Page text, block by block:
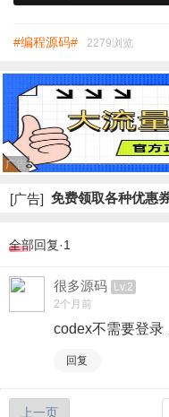
#编程源码# 2279浏览
广告
[广告] 免费领取各种优惠
全部回复·1
很多源码
Lv.2
2个月前
codex不需要登录
回复
上一页